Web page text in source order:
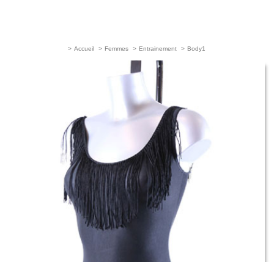
> Accueil > Femmes > Entrainement > Body1